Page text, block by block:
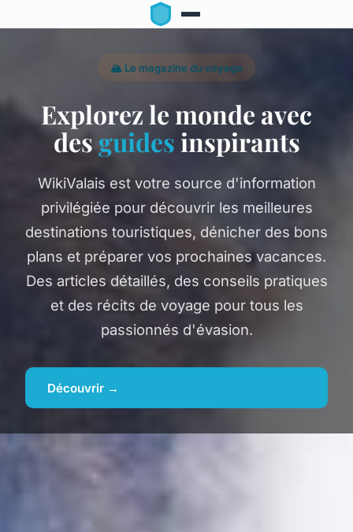
🏔️ Le magazine du voyage
Explorez le monde avec
desguidesinspirants
WikiValais est votre source d'information
privilégiée pour découvrir les meilleures
destinations touristiques, dénicher des bons
plans et préparer vos prochaines vacances.
Des articles détaillés, des conseils pratiques
et des récits de voyage pour tous les
passionnés d'évasion.
Découvrir →